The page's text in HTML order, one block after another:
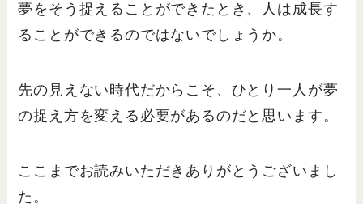
夢をそう捉えることができたとき、人は成長す
ることができるのではないでしょうか。
先の見えない時代だからこそ、ひとり一人が夢
の捉え方を変える必要があるのだと思います。
ここまでお読みいただきありがとうございまし
た。